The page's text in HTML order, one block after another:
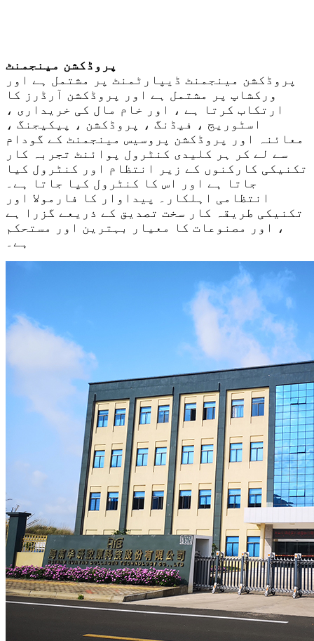
پروڈکشن مینجمنٹ
پروڈکشن مینجمنٹ ڈیپارٹمنٹ پر مشتمل ہے اور
ورکشاپ پر مشتمل ہے اور پروڈکشن آرڈرز کا
ارتکاب کرتا ہے ، اور خام مال کی خریداری ،
اسٹوریج ، فیڈنگ ، پروڈکشن ، پیکیجنگ ،
معائنہ اور پروڈکشن پروسیس مینجمنٹ کے گودام
سے لے کر ہر کلیدی کنٹرول پوائنٹ تجربہ کار
تکنیکی کارکنوں کے زیر انتظام اور کنٹرول کیا
جاتا ہے اور اس کا کنٹرول کیا جاتا ہے۔
انتظامی اہلکار۔ پیداوار کا فارمولا اور
تکنیکی طریقہ کار سخت تصدیق کے ذریعے گزرا ہے
، اور مصنوعات کا معیار بہترین اور مستحکم
ہے۔